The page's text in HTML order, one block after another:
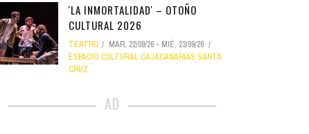
'LA INMORTALIDAD' – OTOÑO
CULTURAL 2026
TEATRO MAR, 22/09/26 - MIÉ, 23/09/26
ESPACIO CULTURAL CAJACANARIAS SANTA
CRUZ
AD